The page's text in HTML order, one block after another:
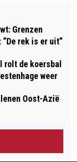
TE
Grenzen
rek is er uit”
rolt de koersbal
weer
Oost-Azië